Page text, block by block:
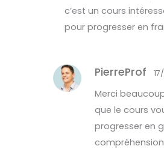
c’est un cours
pour progresser en
PierreProf
Merci
que le cours
progresser en